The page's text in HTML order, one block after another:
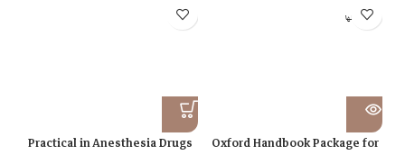
بيعت كلها
Oxford Handbook Package for
Practical in Anesthesia Drugs